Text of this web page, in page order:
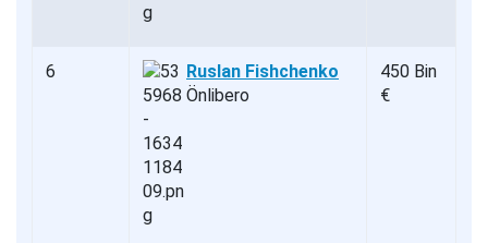
6
Ruslan Fishchenko
Önlibero
450 Bin
€